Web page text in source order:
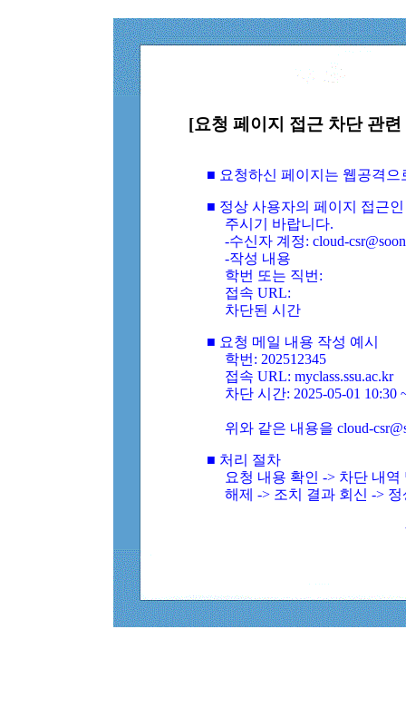
[요청 페이지 접근 차단 관
■ 요청하신 페이지는 웹공격
■ 정상 사용자의 페이지 접근
주시기 바랍니다.
-수신자 계정: cloud-
-작성 내용
학번 또는 직번:
접속 URL:
차단된 시간
■ 요청 메일 내용 작성 예시
학번: 202512345
접속 URL: myclass.ssu.ac.kr
차단 시간: 2025-05-01 10:30
위와 같은 내용을 cloud-
■ 처리 절차
요청 내용 확인 -> 차단 내
해제 -> 조치 결과 회신 ->